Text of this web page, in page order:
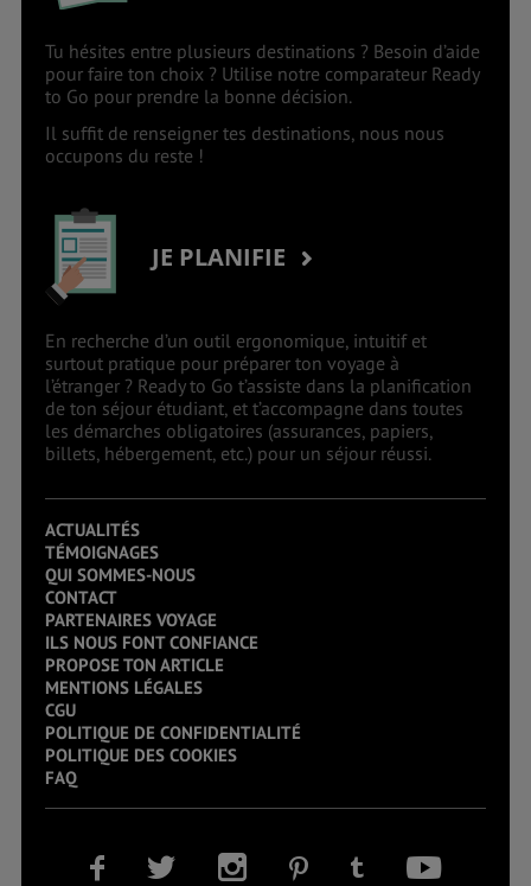
Tu hésites entre plusieurs destinations ? Besoin d’aide
pour faire ton choix ? Utilise notre comparateur Ready
to Go pour prendre la bonne décision.
Il suffit de renseigner tes destinations, nous nous
occupons du reste !
JE PLANIFIE
En recherche d’un outil ergonomique, intuitif et
surtout pratique pour préparer ton voyage à
l’étranger ? Ready to Go t’assiste dans la planification
de ton séjour étudiant, et t’accompagne dans toutes
les démarches obligatoires (assurances, papiers,
billets, hébergement, etc.) pour un séjour réussi.
ACTUALITÉS
TÉMOIGNAGES
QUI SOMMES-NOUS
CONTACT
PARTENAIRES VOYAGE
ILS NOUS FONT CONFIANCE
PROPOSE TON ARTICLE
MENTIONS LÉGALES
CGU
POLITIQUE DE CONFIDENTIALITÉ
POLITIQUE DES COOKIES
FAQ